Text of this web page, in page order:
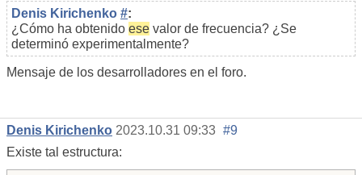
Denis Kirichenko #:
¿Cómo ha obtenido ese valor de frecuencia? ¿Se
determinó experimentalmente?
Mensaje de los desarrolladores en el foro.
Denis Kirichenko 2023.10.31 09:33 #9
Existe tal estructura: